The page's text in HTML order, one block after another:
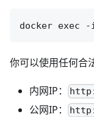
你可以使用任何合
内网IP：
公网IP：